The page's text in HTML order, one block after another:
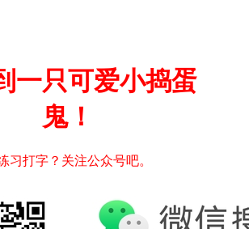
一只可爱小捣蛋
鬼！
习打字？关注公众号吧。